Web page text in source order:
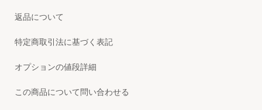
返品について
特定商取引法に基づく表記
オプションの値段詳細
この商品について問い合わせる